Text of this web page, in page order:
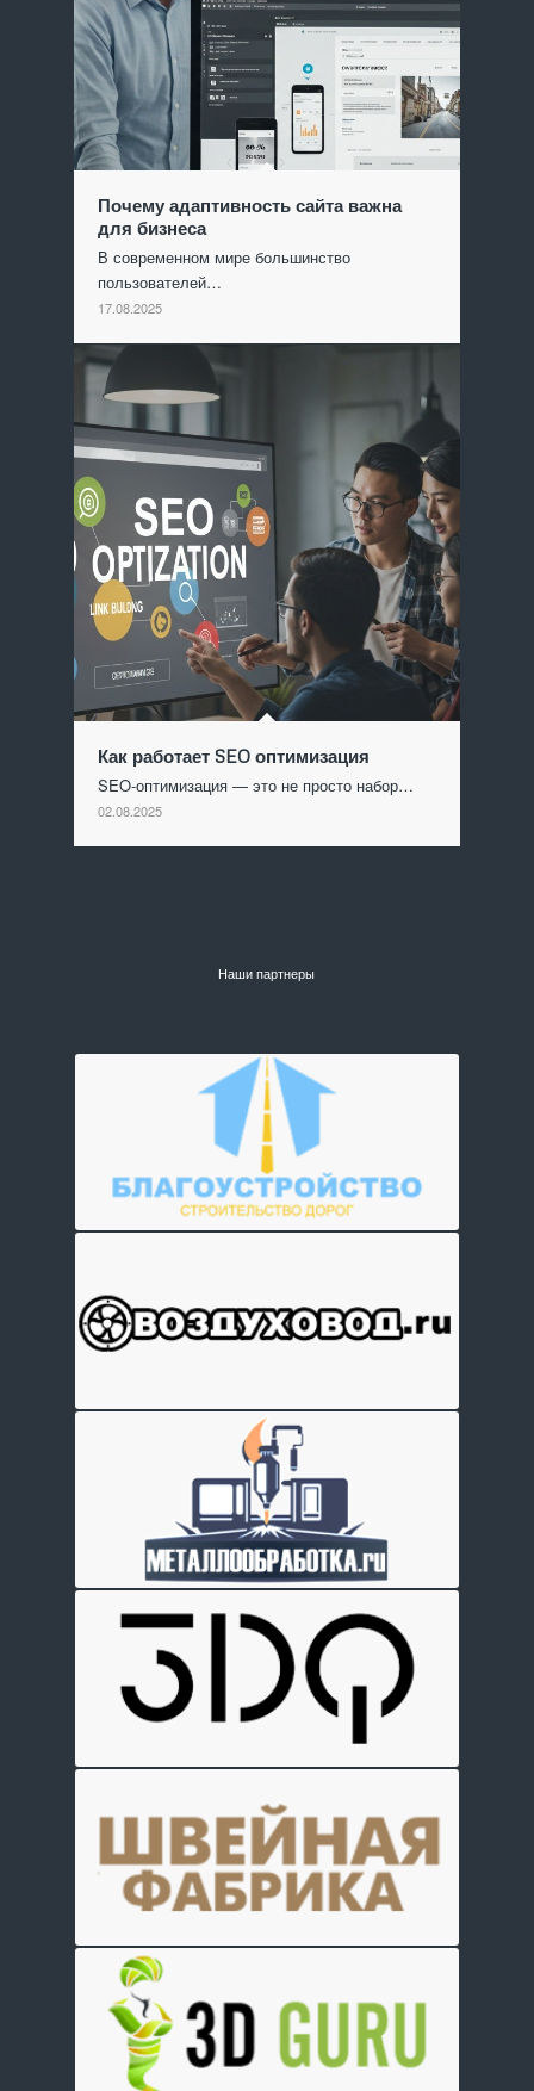
Почему адаптивность сайта важна
для бизнеса
В современном мире большинство
пользователей…
17.08.2025
Как работает SEO оптимизация
SEO-оптимизация — это не просто набор…
02.08.2025
Наши партнеры